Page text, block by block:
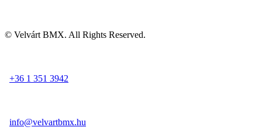
© Velvárt BMX. All Rights Reserved.
+36 1 351 3942
info@velvartbmx.hu